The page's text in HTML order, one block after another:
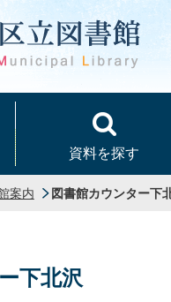
資料を探す
案内 図書館カウンター下
下北沢